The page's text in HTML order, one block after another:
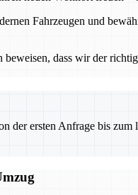
Fahrzeugen und
dass wir der
der ersten Anfrage bis